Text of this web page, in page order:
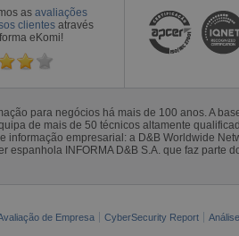
as avaliações
clientes através
eKomi!
para negócios há mais de 100 anos. A
de mais de 50 técnicos altamente
empresarial: a D&B Worldwide
INFORMA D&B S.A. que faz parte
de Empresa CyberSecurity Report